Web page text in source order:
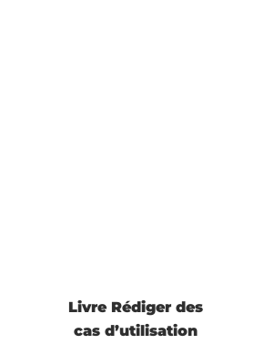
Livre Rédiger des
cas d’utilisation